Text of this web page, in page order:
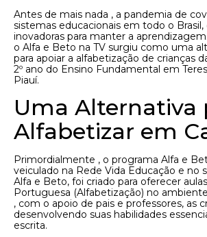
Antes de mais nada , a pandemia de
sistemas educacionais em todo o
inovadoras para manter a
o Alfa e Beto na TV surgiu como uma
para apoiar a alfabetização de crianças
2º ano do Ensino Fundamental em
Piauí.
Uma Alternativa
Alfabetizar em
Primordialmente , o programa Alfa e
veiculado na Rede Vida Educação e no
Alfa e Beto, foi criado para oferecer
Portuguesa (Alfabetização) no
, com o apoio de pais e professores, as
desenvolvendo suas habilidades
escrita.